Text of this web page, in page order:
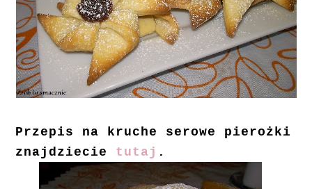
Przepis na kruche serowe pierożki
znajdziecie tutaj .